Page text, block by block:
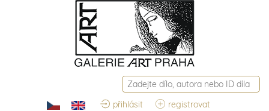
přihlásit
registrovat